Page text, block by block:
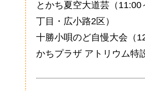
とかち夏空大道芸（11:00
丁目・広小路2区）
十勝小唄のど自慢大会（
かちプラザ アトリウム特